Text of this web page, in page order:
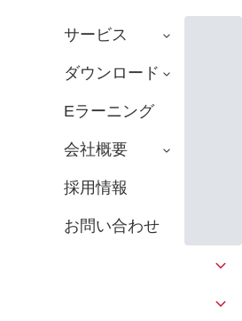
サービス
ダウンロード
Eラーニング
会社概要
採用情報
お問い合わせ